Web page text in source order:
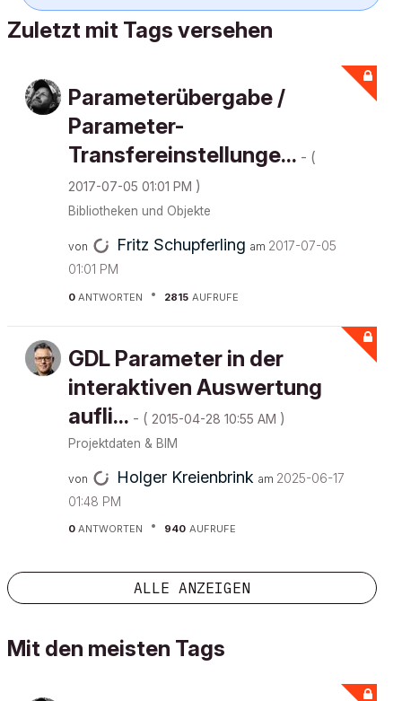
Zuletzt mit Tags versehen
Parameterübergabe /
Parameter-
Transfereinstellunge... - (
‎2017-07-05 01:01 PM )
Bibliotheken und Objekte
von Fritz Schupferling am ‎2017-07-05
01:01 PM
0 ANTWORTEN 2815 AUFRUFE
GDL Parameter in der
interaktiven Auswertung
aufli... - ( ‎2015-04-28 10:55 AM )
Projektdaten & BIM
von Holger Kreienbrink am ‎2025-06-17
01:48 PM
0 ANTWORTEN 940 AUFRUFE
ALLE ANZEIGEN
Mit den meisten Tags